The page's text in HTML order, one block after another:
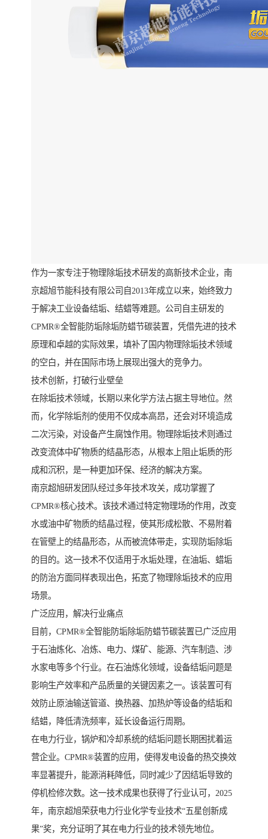
作为一家专注于物理除垢技术研发的高新技术企业，南
京超旭节能科技有限公司自2013年成立以来，始终致力
于解决工业设备结垢、结蜡等难题。公司自主研发的
CPMR®全智能防垢除垢防蜡节碳装置，凭借先进的技术
原理和卓越的实际效果，填补了国内物理除垢技术领域
的空白，并在国际市场上展现出强大的竞争力。
技术创新，打破行业壁垒
在除垢技术领域，长期以来化学方法占据主导地位。然
而，化学除垢剂的使用不仅成本高昂，还会对环境造成
二次污染，对设备产生腐蚀作用。物理除垢技术则通过
改变流体中矿物质的结晶形态，从根本上阻止垢质的形
成和沉积，是一种更加环保、经济的解决方案。
南京超旭研发团队经过多年技术攻关，成功掌握了
CPMR®核心技术。该技术通过特定物理场的作用，改变
水或油中矿物质的结晶过程，使其形成松散、不易附着
在管壁上的结晶形态，从而被流体带走，实现防垢除垢
的目的。这一技术不仅适用于水垢处理，在油垢、蜡垢
的防治方面同样表现出色，拓宽了物理除垢技术的应用
场景。
广泛应用，解决行业痛点
目前，CPMR®全智能防垢除垢防蜡节碳装置已广泛应用
于石油炼化、冶炼、电力、煤矿、能源、汽车制造、涉
水家电等多个行业。在石油炼化领域，设备结垢问题是
影响生产效率和产品质量的关键因素之一。该装置可有
效防止原油输送管道、换热器、加热炉等设备的结垢和
结蜡，降低清洗频率，延长设备运行周期。
在电力行业，锅炉和冷却系统的结垢问题长期困扰着运
营企业。CPMR®装置的应用，使得发电设备的热交换效
率显著提升，能源消耗降低，同时减少了因结垢导致的
停机检修次数。这一技术成果也获得了行业认可，2025
年，南京超旭荣获电力行业化学专业技术“五星创新成
果”奖，充分证明了其在电力行业的技术领先地位。